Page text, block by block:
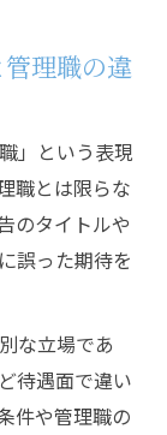
者の法的基
督者の定義
監督者の違
の扱い方
態を整理
員管理職の
理職の違
」という表現
職とは限らな
のタイトルや
誤った期待を
な立場であ
待遇面で違い
件や管理職の